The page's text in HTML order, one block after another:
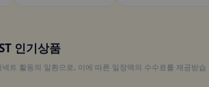
인기상품
트 활동의 일환으로, 이에 따른 일정액의 수수료를 제공받습